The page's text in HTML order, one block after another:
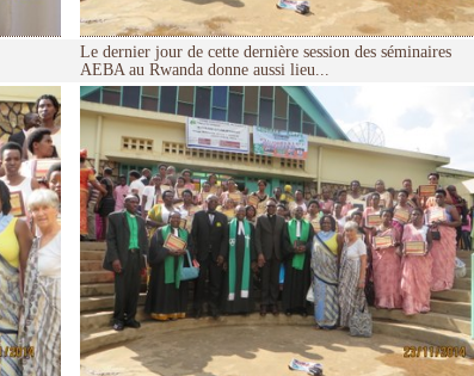
Le dernier jour de cette dernière session des séminaires
AEBA au Rwanda donne aussi lieu...